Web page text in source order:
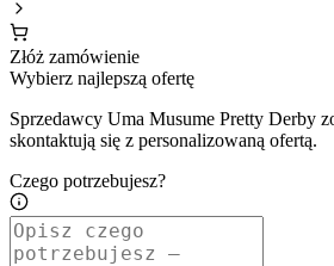
Złóż zamówienie
Wybierz najlepszą ofertę
Sprzedawcy Uma Musume Pretty Derby
skontaktują się z personalizowaną ofertą.
Czego potrzebujesz?